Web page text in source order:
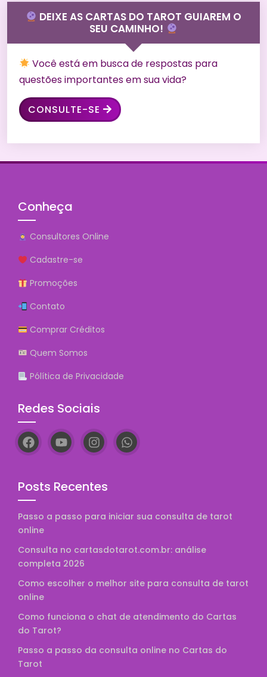
DEIXE AS CARTAS DO TAROT GUIAREM O
SEU CAMINHO!
Você está em busca de respostas para
questões importantes em sua vida?
CONSULTE-SE
Conheça
Consultores Online
Cadastre-se
Promoções
Contato
Comprar Créditos
Quem Somos
Pólítica de Privacidade
Redes Sociais
Posts Recentes
Passo a passo para iniciar sua consulta de tarot
online
Consulta no cartasdotarot.com.br: análise
completa 2026
Como escolher o melhor site para consulta de tarot
online
Como funciona o chat de atendimento do Cartas
do Tarot?
Passo a passo da consulta online no Cartas do
Tarot